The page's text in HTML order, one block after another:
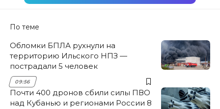
По теме
Обломки БПЛА рухнули на
территорию Ильского НПЗ —
пострадали 5 человек
09:56
Почти 400 дронов сбили силы ПВО
над Кубанью и регионами России 8